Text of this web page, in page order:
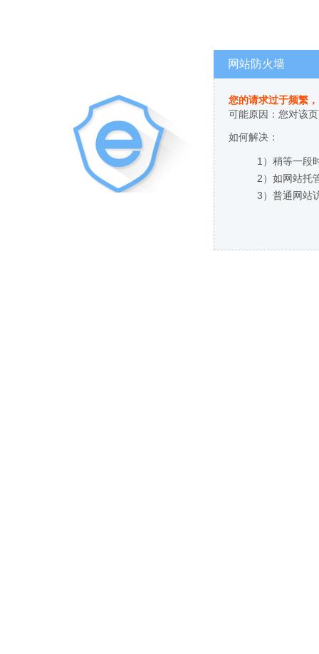
网站防火墙
您的请求过于频繁
可能原因：您对该
如何解决：
1）稍等一段
2）如网站托
3）普通网站